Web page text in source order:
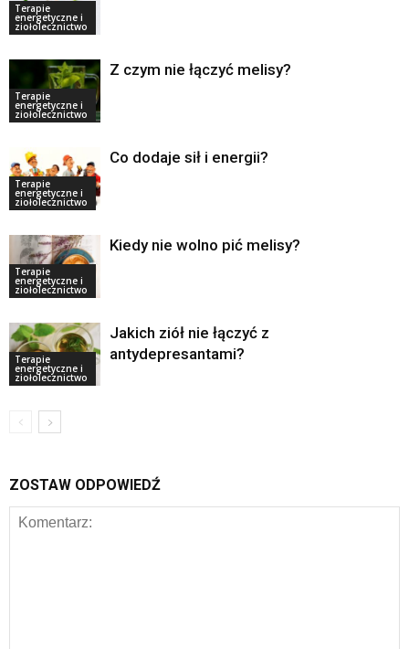
Terapie
energetyczne i
ziołolecznictwo
Terapie
energetyczne i
ziołolecznictwo
Z czym nie łączyć melisy?
Terapie
energetyczne i
ziołolecznictwo
Co dodaje sił i energii?
Terapie
energetyczne i
ziołolecznictwo
Kiedy nie wolno pić melisy?
Terapie
energetyczne i
ziołolecznictwo
Jakich ziół nie łączyć z
antydepresantami?
ZOSTAW ODPOWIEDŹ